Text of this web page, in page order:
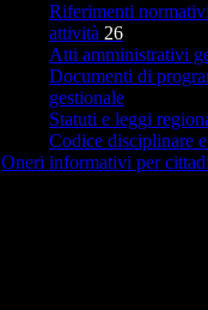
Riferimenti
attività 26
Atti amministrativi
Documenti di
gestionale
Statuti e leggi
Codice disciplinare
Oneri informativi per